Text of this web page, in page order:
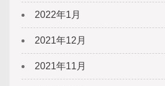
2022年1月
2021年12月
2021年11月